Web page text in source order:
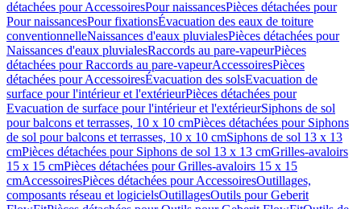
détachées pour AccessoiresPour naissancesPièces détachées pour
Pour naissancesPour fixationsÉvacuation des eaux de toiture
conventionnelleNaissances d'eaux pluvialesPièces détachées pour
Naissances d'eaux pluvialesRaccords au pare-vapeurPièces
détachées pour Raccords au pare-vapeurAccessoiresPièces
détachées pour AccessoiresÉvacuation des solsEvacuation de
surface pour l'intérieur et l'extérieurPièces détachées pour
Evacuation de surface pour l'intérieur et l'extérieurSiphons de sol
pour balcons et terrasses, 10 x 10 cmPièces détachées pour Siphons
de sol pour balcons et terrasses, 10 x 10 cmSiphons de sol 13 x 13
cmPièces détachées pour Siphons de sol 13 x 13 cmGrilles-avaloirs
15 x 15 cmPièces détachées pour Grilles-avaloirs 15 x 15
cmAccessoiresPièces détachées pour AccessoiresOutillages,
composants réseau et logicielsOutillagesOutils pour Geberit